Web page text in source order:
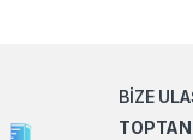
BİZE
TOPTAN